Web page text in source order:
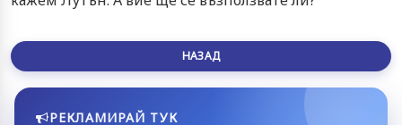
НАЗАД
РЕКЛАМИРАЙ ТУК